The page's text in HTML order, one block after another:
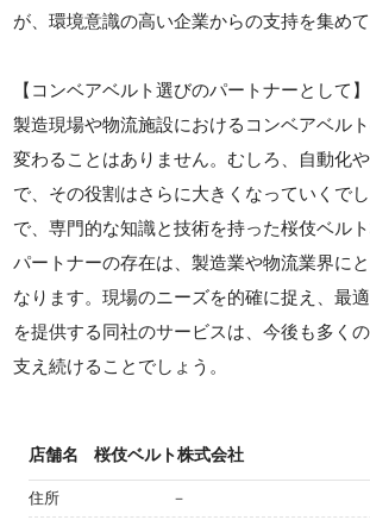
が、環境意識の高い企業からの支持を集めて
【コンベアベルト選びのパートナーとして】
製造現場や物流施設におけるコンベアベル
変わることはありません。むしろ、自動化
で、その役割はさらに大きくなっていくで
で、専門的な知識と技術を持った桜伎ベル
パートナーの存在は、製造業や物流業界に
なります。現場のニーズを的確に捉え、最
を提供する同社のサービスは、今後も多く
支え続けることでしょう。
店舗名 桜伎ベルト株式会社
住所 －